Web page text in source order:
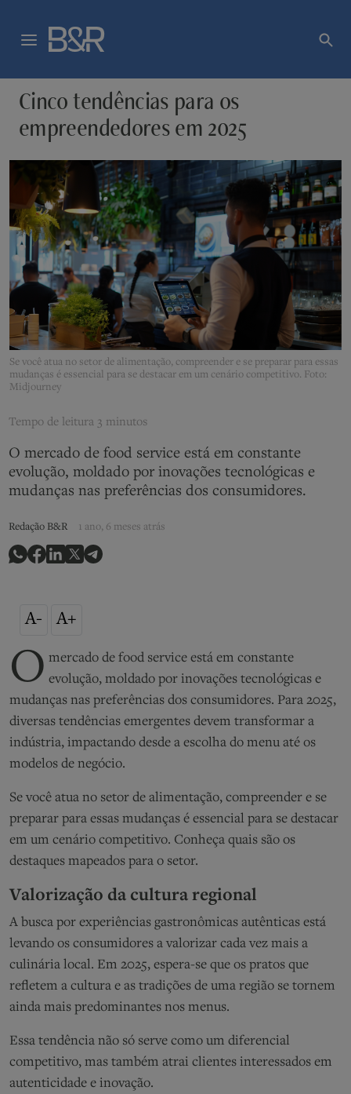
Cinco tendências para os
empreendedores em 2025
Se você atua no setor de alimentação, compreender e se preparar para essas
mudanças é essencial para se destacar em um cenário competitivo. Foto:
Midjourney
Tempo de leitura 3 minutos
O mercado de food service está em constante
evolução, moldado por inovações tecnológicas e
mudanças nas preferências dos consumidores.
Redação B&R 1 ano, 6 meses atrás
A- A+
O mercado de food service está em constante
evolução, moldado por inovações tecnológicas e
mudanças nas preferências dos consumidores. Para 2025,
diversas tendências emergentes devem transformar a
indústria, impactando desde a escolha do menu até os
modelos de negócio.
Se você atua no setor de alimentação, compreender e se
preparar para essas mudanças é essencial para se destacar
em um cenário competitivo. Conheça quais são os
destaques mapeados para o setor.
Valorização da cultura regional
A busca por experiências gastronômicas autênticas está
levando os consumidores a valorizar cada vez mais a
culinária local. Em 2025, espera-se que os pratos que
refletem a cultura e as tradições de uma região se tornem
ainda mais predominantes nos menus.
Essa tendência não só serve como um diferencial
competitivo, mas também atrai clientes interessados em
autenticidade e inovação.